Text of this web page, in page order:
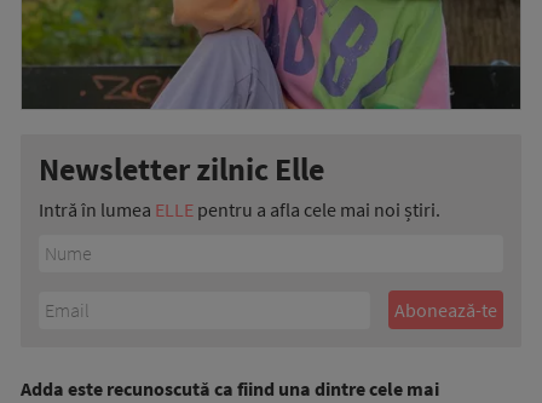
Newsletter zilnic Elle
Intră în lumea ELLE pentru a afla cele mai noi știri.
Adda este recunoscută ca fiind una dintre cele mai